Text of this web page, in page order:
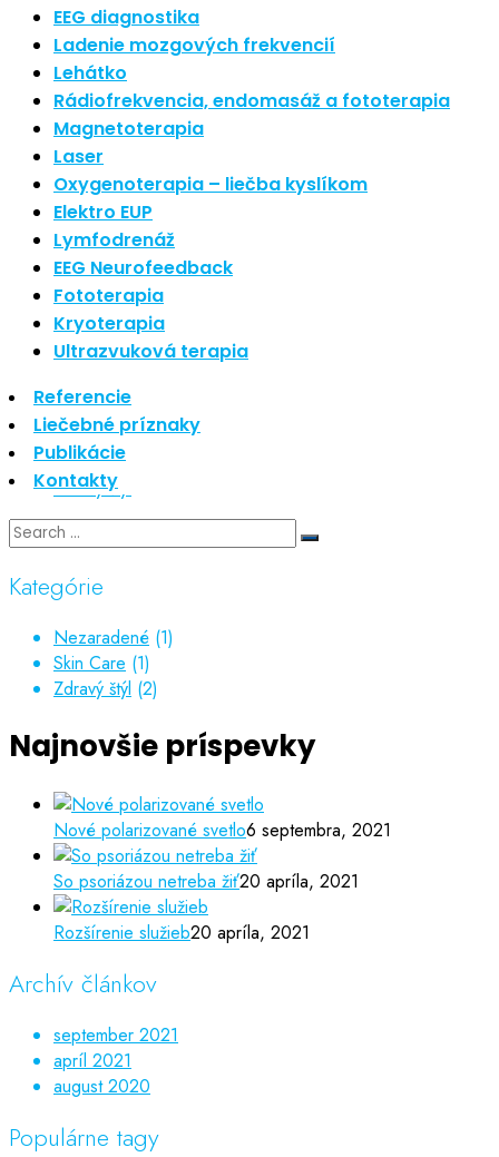
EEG diagnostika
Ladenie mozgových frekvencií
Lehátko
Rádiofrekvencia, endomasáž a fototerapia
Magnetoterapia
Laser
Oxygenoterapia – liečba kyslíkom
Elektro EUP
Lymfodrenáž
EEG Neurofeedback
Fototerapia
Kryoterapia
Ultrazvuková terapia
Referencie
Liečebné príznaky
Publikácie
Kontakty
Nové polarizované svetlo
So psoriázou netreba žiť
Rozšírenie služieb
Hudba a vývoj mozgu
Najnovšie komentáre
Žiadne komentáre na zobrazenie.
Archív
september 2021
apríl 2021
august 2020
Kategórie
Nezaradené
Skin Care
Zdravý štýl
Kategórie
Nezaradené (1)
Skin Care (1)
Zdravý štýl (2)
Najnovšie príspevky
Nové polarizované svetlo6 septembra, 2021
So psoriázou netreba žiť20 apríla, 2021
Rozšírenie služieb20 apríla, 2021
Archív článkov
september 2021
apríl 2021
august 2020
Populárne tagy